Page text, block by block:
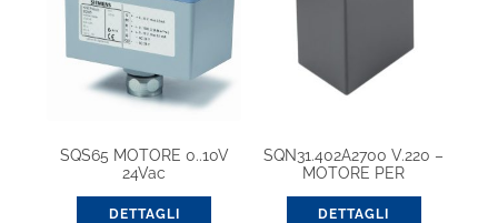
SQS65 MOTORE 0..10V
24Vac
DETTAGLI
SQN31.402A2700 V.220 –
MOTORE PER
DETTAGLI